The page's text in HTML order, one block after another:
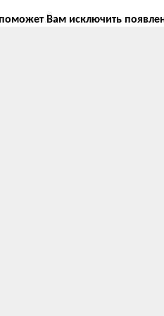
Вам исключить